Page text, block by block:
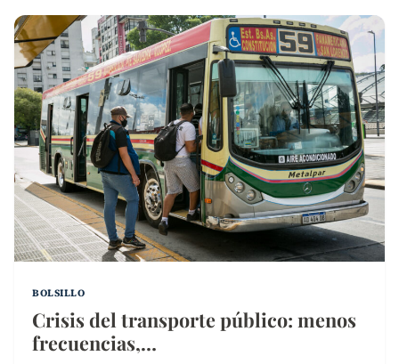
BOLSILLO
Crisis del transporte público: menos
frecuencias,…